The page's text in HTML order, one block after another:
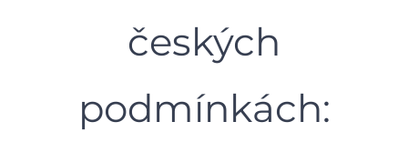
českých
podmínkách: